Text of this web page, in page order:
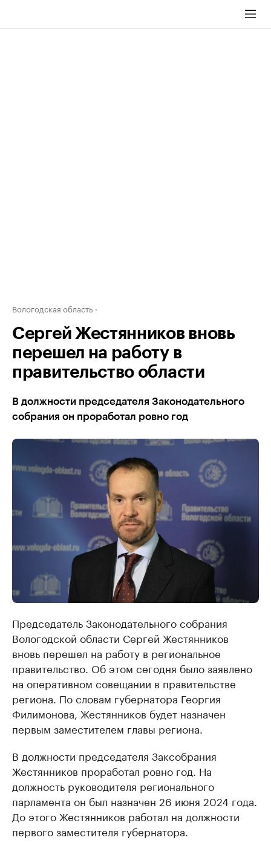
Вологодская область
Сергей Жестянников вновь
перешел на работу в
правительство области
В должности председателя Законодательного
собрания он проработал ровно год
Председатель Законодательного собрания
Вологодской области Сергей Жестянников
вновь перешел на работу в региональное
правительство. Об этом сегодня было заявлено
на оперативном совещании в правительстве
региона. По словам губернатора Георгия
Филимонова, Жестянников будет назначен
первым заместителем главы региона.
В должности председателя Заксобрания
Жестянников проработал ровно год. На
должность руководителя регионального
парламента он был назначен 26 июня 2024 года.
До этого Жестянников работал на должности
первого заместителя губернатора.